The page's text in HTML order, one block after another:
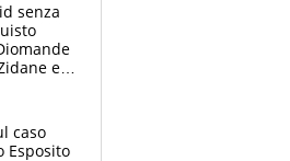
senza
e
caso
Esposito